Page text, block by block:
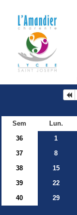
Sem Lun.
36
1
37
8
38
15
39
22
40
29